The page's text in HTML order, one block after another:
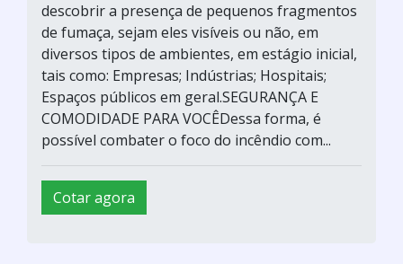
descobrir a presença de pequenos fragmentos
de fumaça, sejam eles visíveis ou não, em
diversos tipos de ambientes, em estágio inicial,
tais como: Empresas; Indústrias; Hospitais;
Espaços públicos em geral.SEGURANÇA E
COMODIDADE PARA VOCÊDessa forma, é
possível combater o foco do incêndio com...
Cotar agora